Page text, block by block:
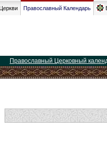
Православный Календарь
Православный Церковный